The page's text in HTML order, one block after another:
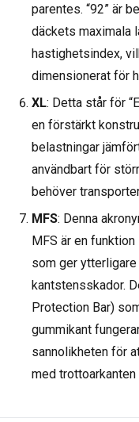
parentes. “92” är
däckets maximala
hastighetsindex,
dimensionerat för
XL: Detta står för
en förstärkt
belastningar
användbart för
behöver
MFS: Denna
MFS är en
som ger
kantstensskador.
Protection Bar)
gummikant
sannolikheten för
med trottoarkanten